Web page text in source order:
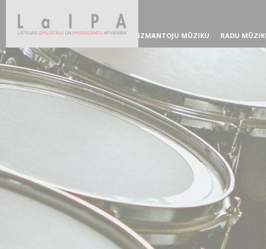
IZMANTOJU MŪZIKU RADU